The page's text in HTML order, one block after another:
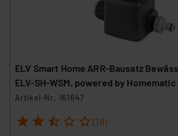
ELV Smart Home ARR-Bausatz
ELV-SH-WSM, powered by Homematic
Artikel-Nr. 161647
1 2 3 4 5 (18)